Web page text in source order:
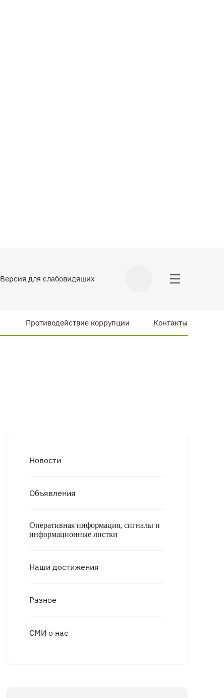
Версия для слабовидящих
Противодействие коррупции Контакты
Новости
Объявления
Оперативная информация, сигналы и
информационные листки
Наши достижения
Разное
СМИ о нас